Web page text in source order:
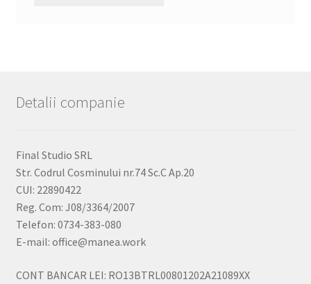
Detalii companie
Final Studio SRL
Str. Codrul Cosminului nr.74 Sc.C Ap.20
CUI: 22890422
Reg. Com: J08/3364/2007
Telefon: 0734-383-080
E-mail: office@manea.work
CONT BANCAR LEI: RO13BTRL00801202A21089XX